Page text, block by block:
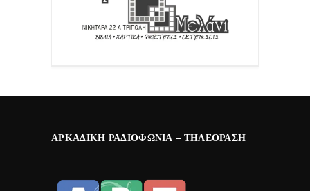
ΑΡΚΑΔΙΚΉ ΡΑΔΙΟΦΩΝΊΑ – ΤΗΛΕΌΡΑΣΗ